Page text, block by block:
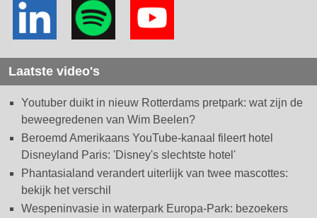
Laatste video's
Youtuber duikt in nieuw Rotterdams pretpark: wat zijn de
beweegredenen van Wim Beelen?
Beroemd Amerikaans YouTube-kanaal fileert hotel
Disneyland Paris: 'Disney's slechtste hotel'
Phantasialand verandert uiterlijk van twee mascottes:
bekijk het verschil
Wespeninvasie in waterpark Europa-Park: bezoekers